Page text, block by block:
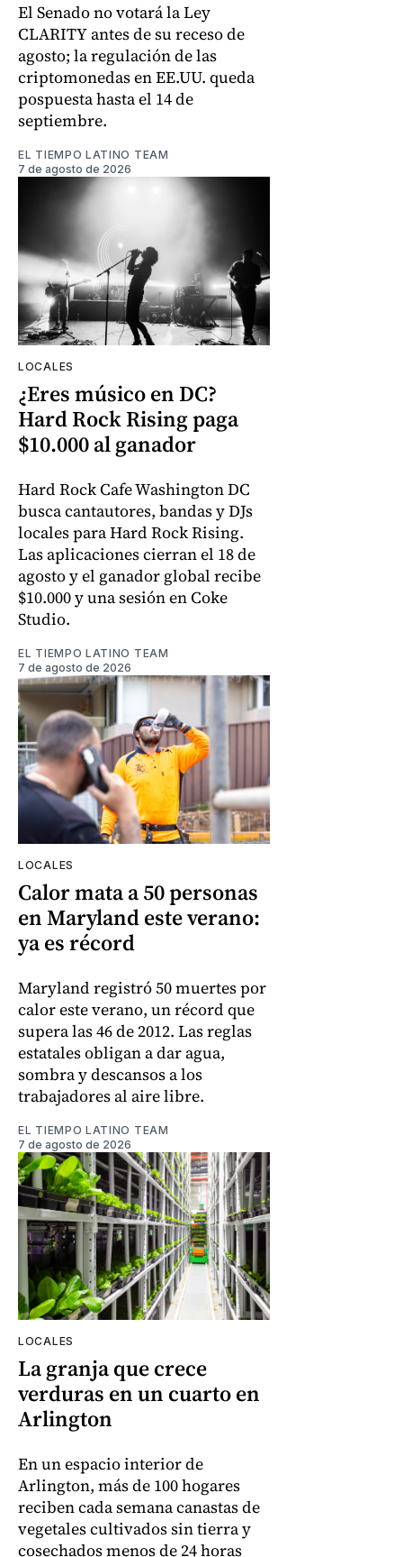
El Senado no votará la Ley
CLARITY antes de su receso de
agosto; la regulación de las
criptomonedas en EE.UU. queda
pospuesta hasta el 14 de
septiembre.
EL TIEMPO LATINO TEAM
7 de agosto de 2026
LOCALES
¿Eres músico en DC?
Hard Rock Rising paga
$10.000 al ganador
Hard Rock Cafe Washington DC
busca cantautores, bandas y DJs
locales para Hard Rock Rising.
Las aplicaciones cierran el 18 de
agosto y el ganador global recibe
$10.000 y una sesión en Coke
Studio.
EL TIEMPO LATINO TEAM
7 de agosto de 2026
LOCALES
Calor mata a 50 personas
en Maryland este verano:
ya es récord
Maryland registró 50 muertes por
calor este verano, un récord que
supera las 46 de 2012. Las reglas
estatales obligan a dar agua,
sombra y descansos a los
trabajadores al aire libre.
EL TIEMPO LATINO TEAM
7 de agosto de 2026
LOCALES
La granja que crece
verduras en un cuarto en
Arlington
En un espacio interior de
Arlington, más de 100 hogares
reciben cada semana canastas de
vegetales cultivados sin tierra y
cosechados menos de 24 horas